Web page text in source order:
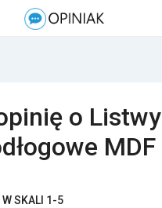
o Listwy
MDF
W SKALI 1-5